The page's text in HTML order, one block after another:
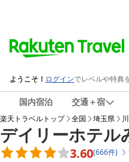
国内宿泊 交通＋宿
楽天トラベルトップ 全国 埼玉県
デイリーホテル
3.60(666件)